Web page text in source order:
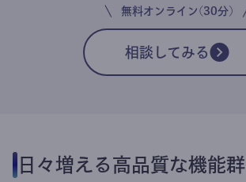
無料オンライン(30分)
相談してみる
日々増える高品質な機能群